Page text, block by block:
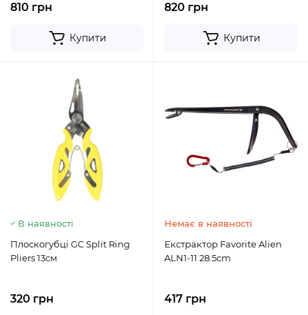
810 грн
Купити
820 грн
Купити
В наявності
Плоскогубці GC Split Ring
Pliers 13см
320 грн
Немає в наявності
Екстрактор Favorite Alien
ALN1-11 28.5cm
417 грн